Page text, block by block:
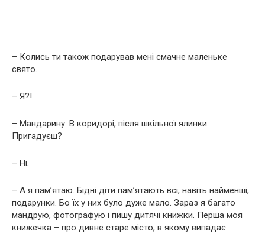
– Колись ти також подарував мені смачне маленьке
свято.
– Я?!
– Мандарину. В коридорі, після шкільної ялинки.
Пригадуєш?
– Ні.
– А я пам’ятаю. Бідні діти пам’ятають всі, навіть найменші,
подарунки. Бо їх у них було дуже мало. Зараз я багато
мандрую, фотографую і пишу дитячі книжки. Перша моя
книжечка – про дивне старе місто, в якому випадає